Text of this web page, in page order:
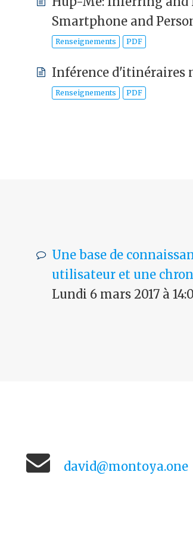
Smartphone and
Renseignements PDF
Inférence d'itinéraires
Renseignements PDF
Une base de
utilisateur et une
Lundi 6 mars 2017 à
david@montoya.one